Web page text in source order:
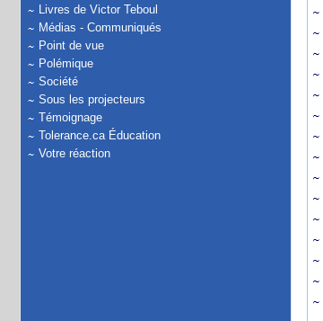
Livres de Victor Teboul
Médias - Communiqués
Point de vue
Polémique
Société
Sous les projecteurs
Témoignage
Tolerance.ca Éducation
Votre réaction